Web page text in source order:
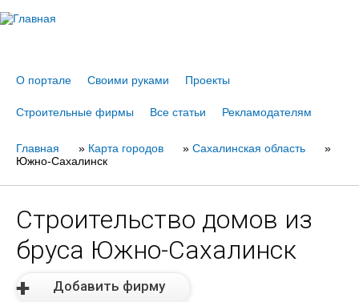
О портале Своими руками Проекты
Строительные фирмы Все статьи Рекламодателям
Вы
Главная » Карта городов » Сахалинская область
»
Южно-Сахалинск
Строительство домов из
бруса Южно-Сахалинск
Добавить фирму